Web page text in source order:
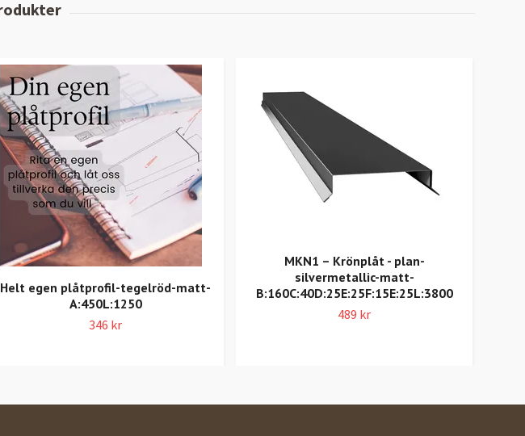
Helt egen plåtprofil-tegelröd-matt-
A:450L:1250
346 kr
MKN1 – Krönplåt - plan-
silvermetallic-matt-
B:160C:40D:25E:25F:15E:25L:3800
489 kr